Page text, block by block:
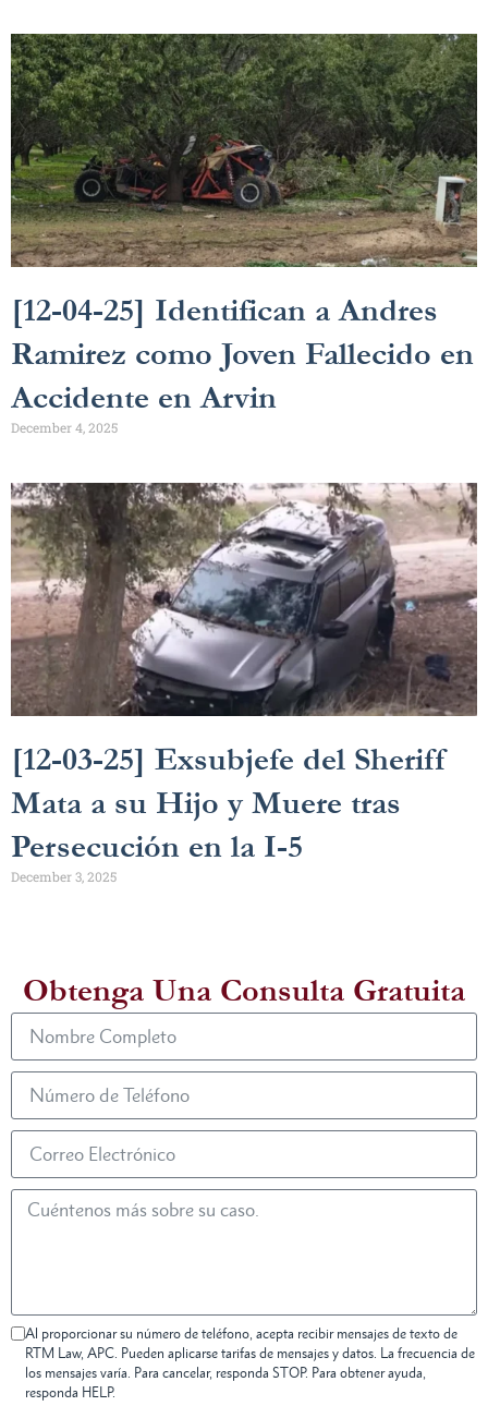
[12-04-25] Identifican a Andres
Ramirez como Joven Fallecido en
Accidente en Arvin
December 4, 2025
[12-03-25] Exsubjefe del Sheriff
Mata a su Hijo y Muere tras
Persecución en la I-5
December 3, 2025
Obtenga Una Consulta Gratuita
Al proporcionar su número de teléfono, acepta recibir mensajes de texto de
RTM Law, APC. Pueden aplicarse tarifas de mensajes y datos. La frecuencia de
los mensajes varía. Para cancelar, responda STOP. Para obtener ayuda,
responda HELP.